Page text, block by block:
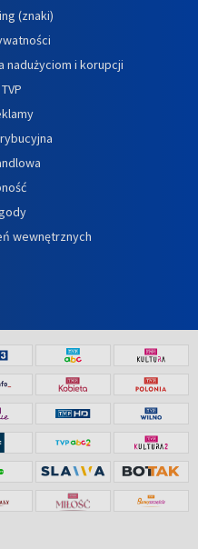
(znaki)
nadużyciom i korupcji
wewnętrznych